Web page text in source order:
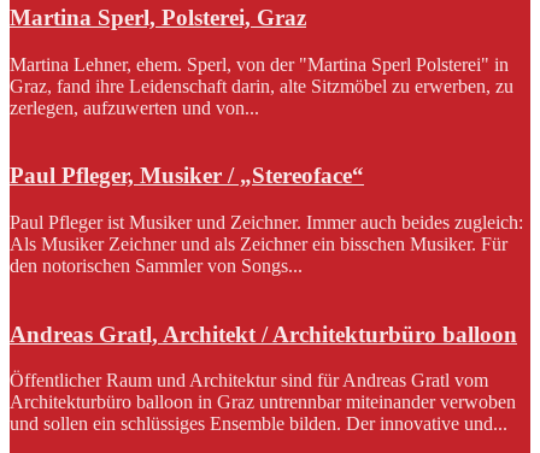
Martina Sperl, Polsterei, Graz
Martina Lehner, ehem. Sperl, von der "Martina Sperl Polsterei" in
Graz, fand ihre Leidenschaft darin, alte Sitzmöbel zu erwerben, zu
zerlegen, aufzuwerten und von...
Paul Pfleger, Musiker / „Stereoface“
Paul Pfleger ist Musiker und Zeichner. Immer auch beides zugleich:
Als Musiker Zeichner und als Zeichner ein bisschen Musiker. Für
den notorischen Sammler von Songs...
Andreas Gratl, Architekt / Architekturbüro balloon
Öffentlicher Raum und Architektur sind für Andreas Gratl vom
Architekturbüro balloon in Graz untrennbar miteinander verwoben
und sollen ein schlüssiges Ensemble bilden. Der innovative und...